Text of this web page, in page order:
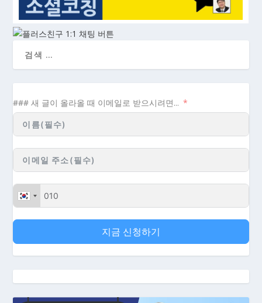
### 새 글이 올라올 때 이메일로 받으시려면...
지금 신청하기